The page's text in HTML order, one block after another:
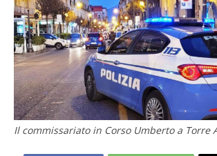
Il commissariato in Corso Umberto a Torre